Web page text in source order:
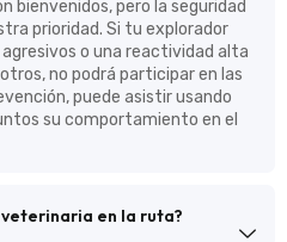
bienvenidos, pero la seguridad
prioridad. Si tu explorador
o una reactividad alta
no podrá participar en las
puede asistir usando
su comportamiento en el
en la ruta?